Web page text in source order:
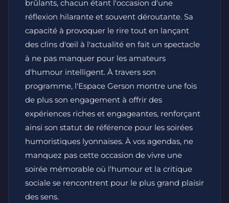
brûlants, chacun étant l'occasion d'une
réflexion hilarante et souvent déroutante. Sa
capacité à provoquer le rire tout en lançant
des clins d'œil à l'actualité en fait un spectacle
à ne pas manquer pour les amateurs
d'humour intelligent. À travers son
programme, l'Espace Gerson montre une fois
de plus son engagement à offrir des
expériences riches et engageantes, renforçant
ainsi son statut de référence pour les soirées
humoristiques lyonnaises. À vos agendas, ne
manquez pas cette occasion de vivre une
soirée mémorable où l'humour et la critique
sociale se rencontrent pour le plus grand plaisir
des sens.